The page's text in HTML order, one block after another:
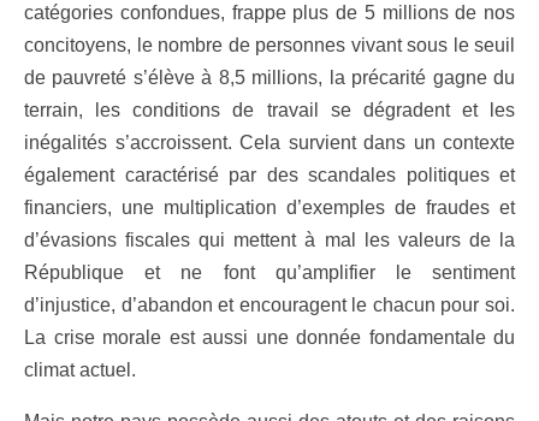
catégories confondues, frappe plus de 5 millions de nos
concitoyens, le nombre de personnes vivant sous le seuil
de pauvreté s’élève à 8,5 millions, la précarité gagne du
terrain, les conditions de travail se dégradent et les
inégalités s’accroissent. Cela survient dans un contexte
également caractérisé par des scandales politiques et
financiers, une multiplication d’exemples de fraudes et
d’évasions fiscales qui mettent à mal les valeurs de la
République et ne font qu’amplifier le sentiment
d’injustice, d’abandon et encouragent le chacun pour soi.
La crise morale est aussi une donnée fondamentale du
climat actuel.